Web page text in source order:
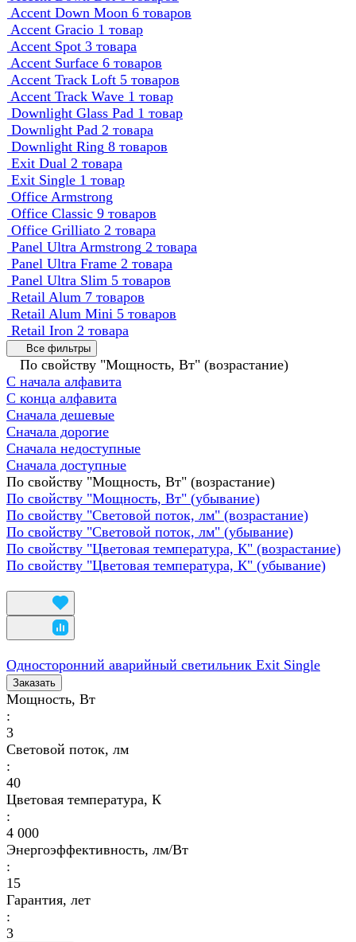
Accent Down Moon 6 товаров
Accent Gracio 1 товар
Accent Spot 3 товара
Accent Surface 6 товаров
Accent Track Loft 5 товаров
Accent Track Wave 1 товар
Downlight Glass Pad 1 товар
Downlight Pad 2 товара
Downlight Ring 8 товаров
Exit Dual 2 товара
Exit Single 1 товар
Office Armstrong
Office Classic 9 товаров
Office Grilliato 2 товара
Panel Ultra Armstrong 2 товара
Panel Ultra Frame 2 товара
Panel Ultra Slim 5 товаров
Retail Alum 7 товаров
Retail Alum Mini 5 товаров
Retail Iron 2 товара
Все фильтры
По свойству "Мощность, Вт" (возрастание)
С начала алфавита
С конца алфавита
Сначала дешевые
Сначала дорогие
Сначала недоступные
Сначала доступные
По свойству "Мощность, Вт" (возрастание)
По свойству "Мощность, Вт" (убывание)
По свойству "Световой поток, лм" (возрастание)
По свойству "Световой поток, лм" (убывание)
По свойству "Цветовая температура, К" (возрастание)
По свойству "Цветовая температура, К" (убывание)
Односторонний аварийный светильник Exit Single
Заказать
Мощность, Вт
:
3
Световой поток, лм
:
40
Цветовая температура, К
:
4 000
Энергоэффективность, лм/Вт
:
15
Гарантия, лет
:
3